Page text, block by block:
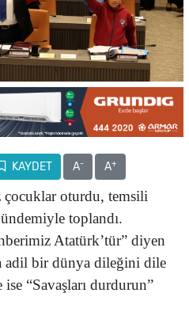
KAYDET A- A+
oturdu, temsili
toplandı.
Atatürk’tür” diyen
adil bir dünya dileğini dile
“Savaşları durdurun”